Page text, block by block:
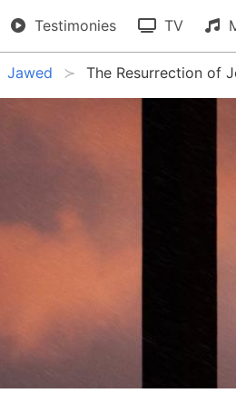
Testimonies TV
Jawed The Resurrection of